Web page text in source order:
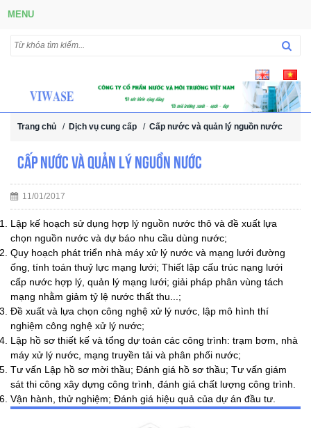
MENU
Trang chủ / Dịch vụ cung cấp / Cấp nước và quản lý nguồn nước
Cấp nước và quản lý nguồn nước
11/01/2017
Lập kế hoạch sử dụng hợp lý nguồn nước thô và đề xuất lựa
chọn nguồn nước và dự báo nhu cầu dùng nước;
Quy hoạch phát triển nhà máy xử lý nước và mạng lưới đường
ống, tính toán thuỷ lực mạng lưới; Thiết lập cấu trúc nạng lưới
cấp nước hợp lý, quản lý mạng lưới; giải pháp phân vùng tách
mạng nhằm giảm tỷ lệ nước thất thu...;
Đề xuất và lựa chọn công nghệ xử lý nước, lập mô hình thí
nghiệm công nghệ xử lý nước;
Lập hồ sơ thiết kế và tổng dự toán các công trình: trạm bơm, nhà
máy xử lý nước, mạng truyền tải và phân phối nước;
Tư vấn Lập hồ sơ mời thầu; Đánh giá hồ sơ thầu; Tư vấn giám
sát thi công xây dựng công trình, đánh giá chất lượng công trình.
Vận hành, thử nghiệm; Đánh giá hiệu quả của dự án đầu tư.